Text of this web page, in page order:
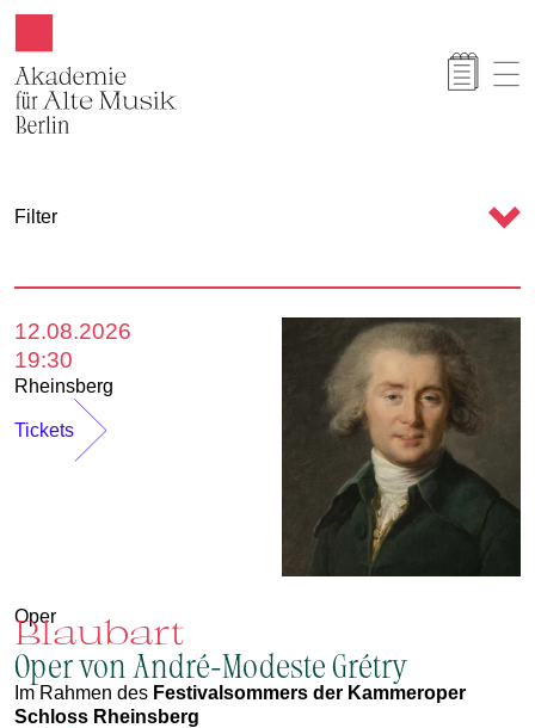
K
n
d
r
Filter
12.08.2026
19:30
Rheinsberg
Tickets
Oper
Blaubart
Oper von André-Modeste Grétry
Im Rahmen des Festivalsommers der Kammeroper
Schloss Rheinsberg